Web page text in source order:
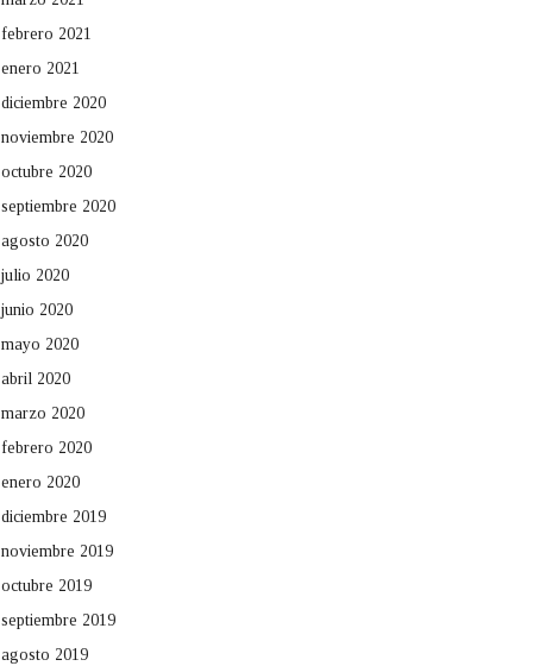
febrero 2021
enero 2021
diciembre 2020
noviembre 2020
octubre 2020
septiembre 2020
agosto 2020
julio 2020
junio 2020
mayo 2020
abril 2020
marzo 2020
febrero 2020
enero 2020
diciembre 2019
noviembre 2019
octubre 2019
septiembre 2019
agosto 2019